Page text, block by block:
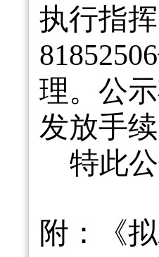
执行指
理。公
发放手续
特此公
附： 《